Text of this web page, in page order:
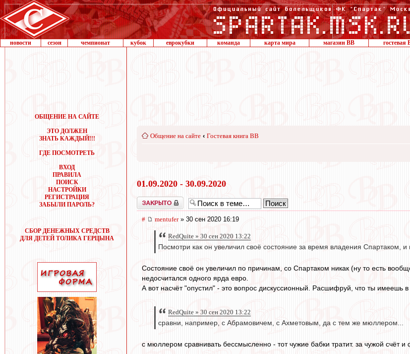
новости сезон чемпионат кубок еврокубки команда карта мира магазин ВВ гостевая
ОБЩЕНИЕ НА САЙТЕ
ЭТО ДОЛЖЕН
ЗНАТЬ КАЖДЫЙ!!!
ГДЕ ПОСМОТРЕТЬ
ВХОД
ПРАВИЛА
ПОИСК
НАСТРОЙКИ
РЕГИСТРАЦИЯ
ЗАБЫЛИ ПАРОЛЬ?
СБОР ДЕНЕЖНЫХ СРЕДСТВ
ДЛЯ ДЕТЕЙ ТОЛИКА ГЕРЦЫНА
Общение на сайте ‹ Гостевая книга ВВ
01.09.2020 - 30.09.2020
Закрыто
# mentufer» 30 сен 2020 16:19
RedQuite » 30 сен 2020 13:22
Посмотри как он увеличил своё состояние за время владения Спартаком,
Состояние своё он увеличил по причинам, со Спартаком никак (ну то есть
недосчитался одного ярда евро.
А вот насчёт "опустил" - это вопрос дискуссионный. Расшифруй, что ты имеешь
RedQuite » 30 сен 2020 13:22
сравни, например, с Абрамовичем, с Ахметовым, да с тем же мюллером...
с мюллером сравнивать бессмысленно - тот чужие бабки тратит. за чужой счёт